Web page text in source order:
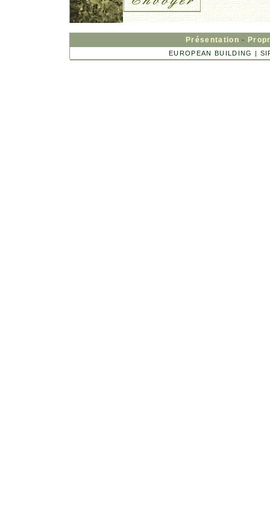
Présentation -
EUROPEAN BUILDING |